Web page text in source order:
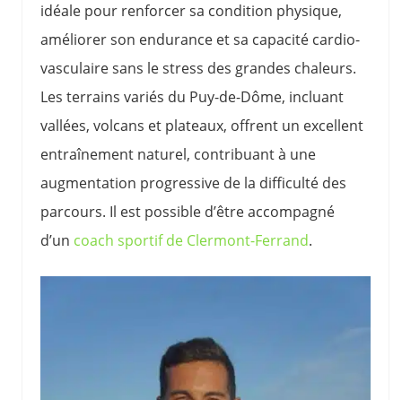
idéale pour renforcer sa condition physique,
améliorer son endurance et sa capacité cardio-
vasculaire sans le stress des grandes chaleurs.
Les terrains variés du Puy-de-Dôme, incluant
vallées, volcans et plateaux, offrent un excellent
entraînement naturel, contribuant à une
augmentation progressive de la difficulté des
parcours. Il est possible d’être accompagné
d’un coach sportif de Clermont-Ferrand.